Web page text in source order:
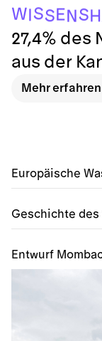
Europäische
Geschichte
Entwurf
WI SSENSH
27,4% des
aus der
Mehr erfahren